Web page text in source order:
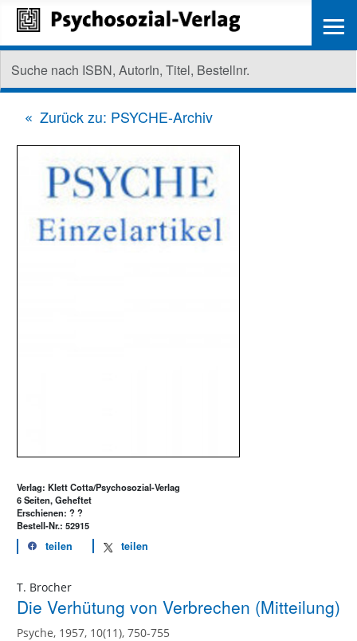
Zurück zu: PSYCHE-Archiv
Verlag: Klett Cotta/Psychosozial-Verlag
6 Seiten, Geheftet
Erschienen: ? ?
Bestell-Nr.: 52915
teilen teilen
T. Brocher
Die Verhütung von Verbrechen (Mitteilung)
Psyche, 1957, 10(11), 750-755
≡